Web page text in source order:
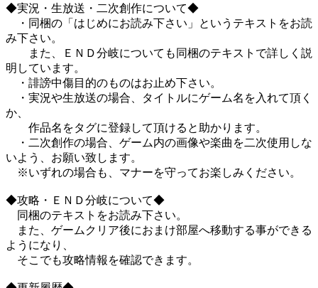
◆実況・生放送・二次創作について◆
・同梱の「はじめにお読み下さい」というテキストをお読
み下さい。
また、ＥＮＤ分岐についても同梱のテキストで詳しく説
明しています。
・誹謗中傷目的のものはお止め下さい。
・実況や生放送の場合、タイトルにゲーム名を入れて頂く
か、
作品名をタグに登録して頂けると助かります。
・二次創作の場合、ゲーム内の画像や楽曲を二次使用しな
いよう、お願い致します。
※いずれの場合も、マナーを守ってお楽しみください。
◆攻略・ＥＮＤ分岐について◆
同梱のテキストをお読み下さい。
また、ゲームクリア後におまけ部屋へ移動する事ができる
ようになり、
そこでも攻略情報を確認できます。